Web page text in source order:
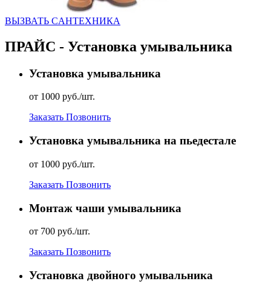
ВЫЗВАТЬ CАНТЕХНИКА
ПРАЙС - Установка умывальника
Установка умывальника
от 1000 руб./шт.
Заказать Позвонить
Установка умывальника на пьедестале
от 1000 руб./шт.
Заказать Позвонить
Монтаж чаши умывальника
от 700 руб./шт.
Заказать Позвонить
Установка двойного умывальника